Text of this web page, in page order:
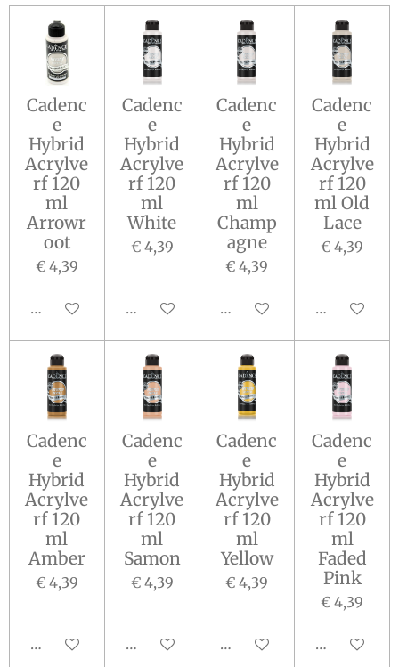
Cadenc
e
Hybrid
Acrylve
rf 120
ml
Arrowr
oot
€ 4,39
In winkelwagen
Cadenc
e
Hybrid
Acrylve
rf 120
ml
White
€ 4,39
In winkelwagen
Cadenc
e
Hybrid
Acrylve
rf 120
ml
Champ
agne
€ 4,39
In winkelwagen
Cadenc
e
Hybrid
Acrylve
rf 120
ml Old
Lace
€ 4,39
In
Cadenc
e
Hybrid
Acrylve
rf 120
ml
Amber
€ 4,39
In winkelwagen
Cadenc
e
Hybrid
Acrylve
rf 120
ml
Samon
€ 4,39
In winkelwagen
Cadenc
e
Hybrid
Acrylve
rf 120
ml
Yellow
€ 4,39
In winkelwagen
Cadenc
e
Hybrid
Acrylve
rf 120
ml
Faded
Pink
€ 4,39
In